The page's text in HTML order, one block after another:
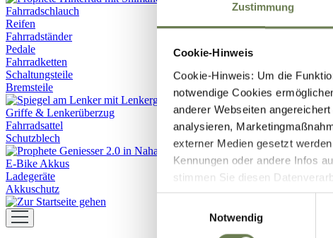
Zustimmung
Cookie-Hinweis
Cookie-Hinweis: Um die
notwendige Cookies
anderer Webseiten
analysieren,
externer Medien gesetzt
Kennungen oder andere Infos
stimmen Sie diesen
Zustimmung umfasst zeitlich
in den USA (Art. 49 Abs. 1 lit.
Data Privacy Framework
Notwendig
Fahrradschlauch
Reifen
Fahrradständer
Pedale
Fahrradketten
Schaltungsteile
Bremsteile
Griffe & Lenkerüberzug
Fahrradsattel
Schutzblech
E-Bike Akkus
Ladegeräte
Akkuschutz